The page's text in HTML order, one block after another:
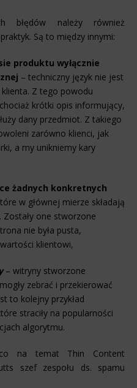
błędów należy również
Są to między innymi:
produktu wyłącznie
– techniczny język nie jest
Z tego powodu
krótki opis informujący,
dany przedmiot. Z takiego
zarówno klienci, jak
a my unikniemy kary
żadnych konkretnych
w głównej mierze składają
Zostały one stworzone
nie była pusta,
klientowi,
– witryny stworzone
zebrać i przekierować
to kolejny przykład
straciły na popularności
algorytmu.
na temat Thin Content
szef zespołu ds. spamu